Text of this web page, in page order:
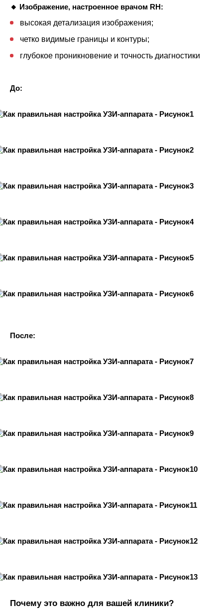
🔸 Изображение, настроенное врачом RH:
высокая детализация изображения;
четко видимые границы и контуры;
глубокое проникновение и точность диагностики
До:
После:
Почему это важно для вашей клиники?